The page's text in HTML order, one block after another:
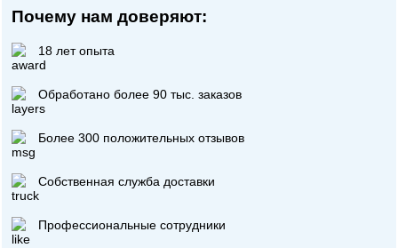
Почему нам доверяют:
18 лет опыта
Обработано более 90 тыс. заказов
Более 300 положительных отзывов
Собственная служба доставки
Профессиональные сотрудники